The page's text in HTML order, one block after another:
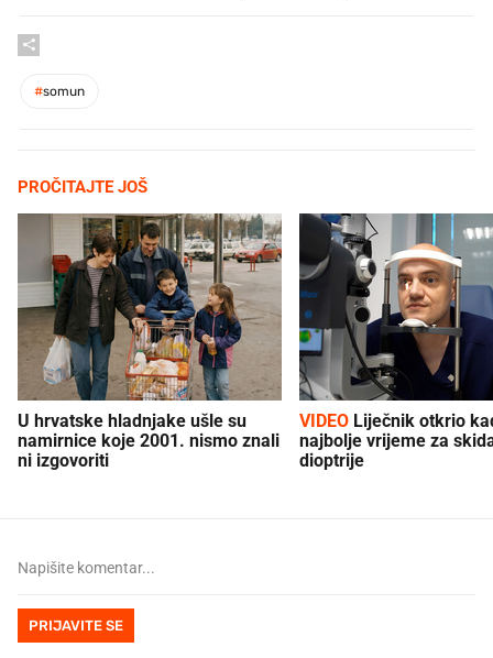
#somun
PROČITAJTE JOŠ
U hrvatske hladnjake ušle su
namirnice koje 2001. nismo znali
ni izgovoriti
VIDEO
najbolje vrijeme za
dioptrije
PRIJAVITE SE